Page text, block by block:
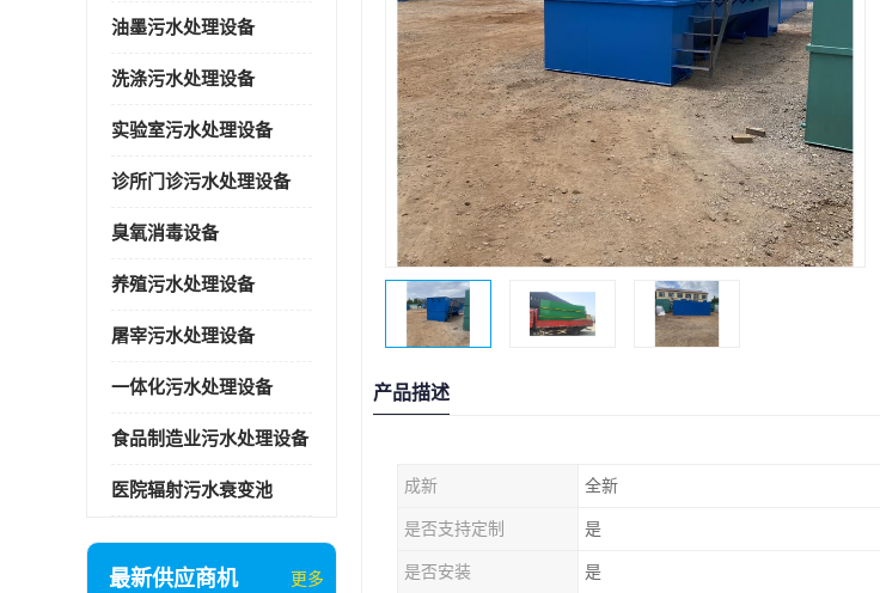
油墨污水处理设备
洗涤污水处理设备
实验室污水处理设备
诊所门诊污水处理设备
臭氧消毒设备
养殖污水处理设备
屠宰污水处理设备
一体化污水处理设备
食品制造业污水处理设备
医院辐射污水衰变池
最新供应商机 更多
产品描述
成新 全新
是否支持定制 是
是否安装 是